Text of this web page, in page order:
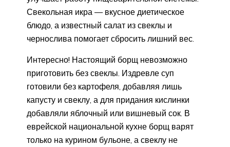
Свекольная икра — вкусное диетическое
блюдо, а известный салат из свеклы и
чернослива помогает сбросить лишний вес.
Интересно! Настоящий борщ невозможно
приготовить без свеклы. Издревле суп
готовили без картофеля, добавляя лишь
капусту и свеклу, а для придания кислинки
добавляли яблочный или вишневый сок. В
еврейской национальной кухне борщ варят
только на курином бульоне, а свеклу не